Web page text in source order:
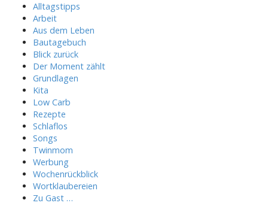
Alltagstipps
Arbeit
Aus dem Leben
Bautagebuch
Blick zurück
Der Moment zählt
Grundlagen
Kita
Low Carb
Rezepte
Schlaflos
Songs
Twinmom
Werbung
Wochenrückblick
Wortklaubereien
Zu Gast …